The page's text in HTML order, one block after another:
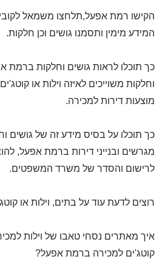
הקישו רמת אפעל,תלחצו משמאל
המידע מימין ותסמנו גושים וכן חלקות.
כך תוכלו לראות גושים וחלקות ברמת
וחלקות משוייכים לאיזה וילות או
מוצעות דירות למכירה.
כך תוכלו על בסיס מידע זה של גושים
מגרשים ובנייני דירות ברמת אפעל,
לרישום והסדר של משרד המשפטים.
רוצים לדעת עוד על בתים, וילות או
איך מאתרים נסחי טאבו של וילות
קוטג'ים למכירה ברמת אפעל?